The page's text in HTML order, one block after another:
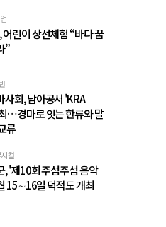
어린이 상선체험 “바다 꿈
”
사회, 남아공서 'KRA
…경마로 잇는 한류와 말
류
컬
, '제10회 주섬주섬 음악
15∼16일 덕적도 개최